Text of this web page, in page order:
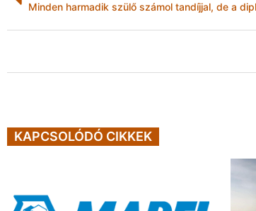
KAPCSOLÓDÓ CIKKEK